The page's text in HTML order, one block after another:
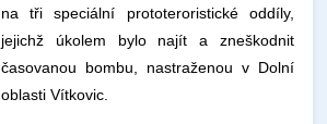
na tři speciální prototeroristické oddíly,
jejichž úkolem bylo najít a zneškodnit
časovanou bombu, nastraženou v Dolní
oblasti Vítkovic.